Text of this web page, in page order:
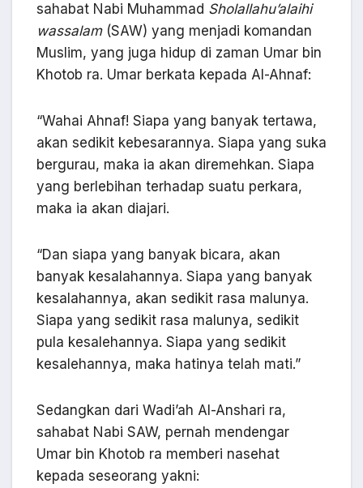
sahabat Nabi Muhammad Sholallahu’alaihi
wassalam(SAW) yang menjadi komandan
Muslim, yang juga hidup di zaman Umar bin
Khotob ra. Umar berkata kepada Al-Ahnaf:
“Wahai Ahnaf! Siapa yang banyak tertawa,
akan sedikit kebesarannya. Siapa yang suka
bergurau, maka ia akan diremehkan. Siapa
yang berlebihan terhadap suatu perkara,
maka ia akan diajari.
“Dan siapa yang banyak bicara, akan
banyak kesalahannya. Siapa yang banyak
kesalahannya, akan sedikit rasa malunya.
Siapa yang sedikit rasa malunya, sedikit
pula kesalehannya. Siapa yang sedikit
kesalehannya, maka hatinya telah mati.”
Sedangkan dari Wadi’ah Al-Anshari ra,
sahabat Nabi SAW, pernah mendengar
Umar bin Khotob ra memberi nasehat
kepada seseorang yakni: